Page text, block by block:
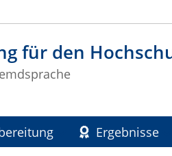
für den
Ergebnisse